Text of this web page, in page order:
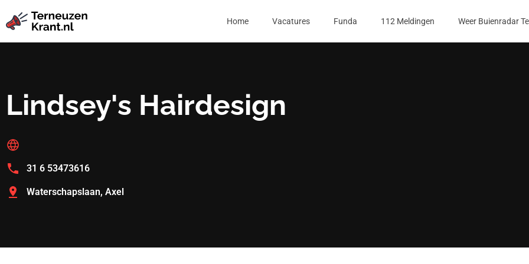
Home Vacatures Funda 112 Meldingen Weer Buienradar
Lindsey's Hairdesign
31 6 53473616
Waterschapslaan, Axel